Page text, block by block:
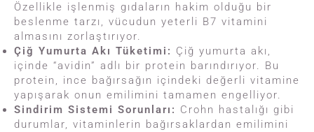
Özellikle işlenmiş gıdaların hakim olduğu bir
beslenme tarzı, vücudun yeterli B7 vitamini
almasını zorlaştırıyor.
Çiğ Yumurta Akı Tüketimi: Çiğ yumurta akı,
içinde “avidin” adlı bir protein barındırıyor. Bu
protein, ince bağırsağın içindeki değerli vitamine
yapışarak onun emilimini tamamen engelliyor.
Sindirim Sistemi Sorunları: Crohn hastalığı gibi
durumlar, vitaminlerin bağırsaklardan emilimini